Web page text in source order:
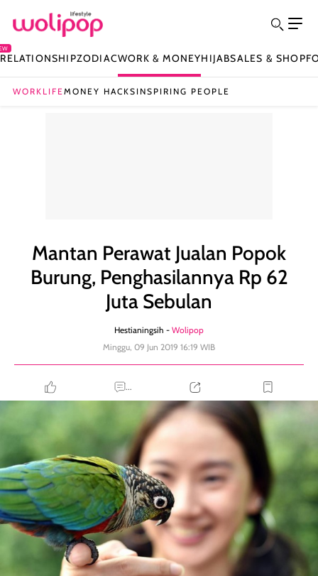
RELATIONSHIPZODIACWORK & MONEYHIJABSALES & SHOP
WORKLIFEMONEY HACKS INSPIRING PEOPLE
Mantan Perawat Jualan Popok
Burung, Penghasilannya Rp 62
Juta Sebulan
Hestianingsih - Wolipop
Minggu, 09 Jun 2019 16:19 WIB
...